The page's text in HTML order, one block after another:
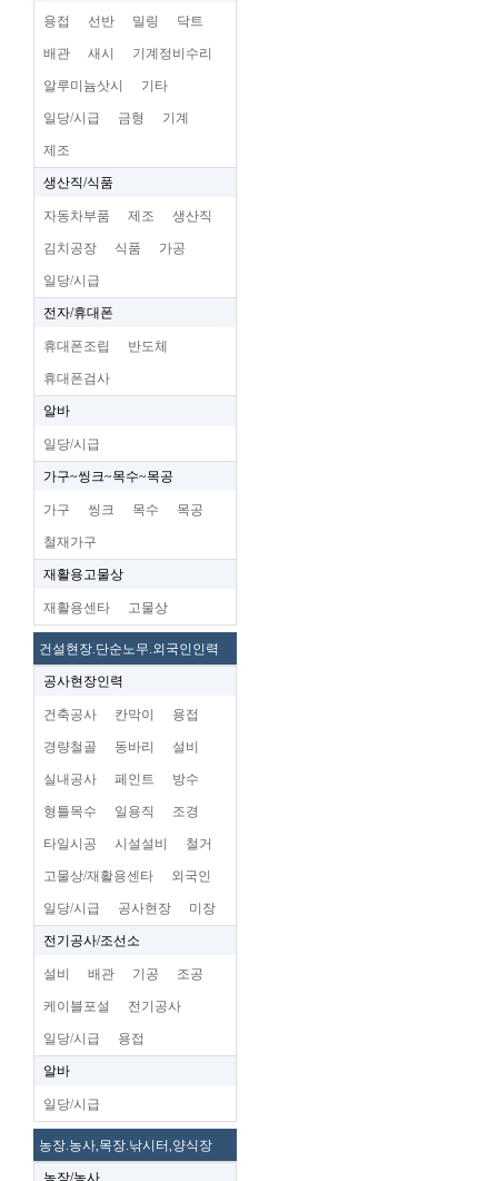
용접 선반 밀링 닥트
배관 새시 기계정비수리
알루미늄삿시 기타
일당/시급 금형 기계
제조
생산직/식품
자동차부품 제조 생산직
김치공장 식품 가공
일당/시급
전자/휴대폰
휴대폰조립 반도체
휴대폰검사
알바
일당/시급
가구~씽크~목수~목공
가구 씽크 목수 목공
철재가구
재활용고물상
재활용센타 고물상
건설현장.단순노무.외국인인력
공사현장인력
건축공사 칸막이 용접
경량철골 동바리 설비
실내공사 페인트 방수
형틀목수 일용직 조경
타일시공 시설설비 철거
고물상/재활용센타 외국인
일당/시급 공사현장 미장
전기공사/조선소
설비 배관 기공 조공
케이블포설 전기공사
일당/시급 용접
알바
일당/시급
농장.농사,목장.낚시터,양식장
농장/농사